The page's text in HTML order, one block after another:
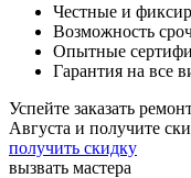
Честные и
Возможность
Опытные
Гарантия на все
Успейте заказать
Августа и получите
получить скидку
вызвать мастера